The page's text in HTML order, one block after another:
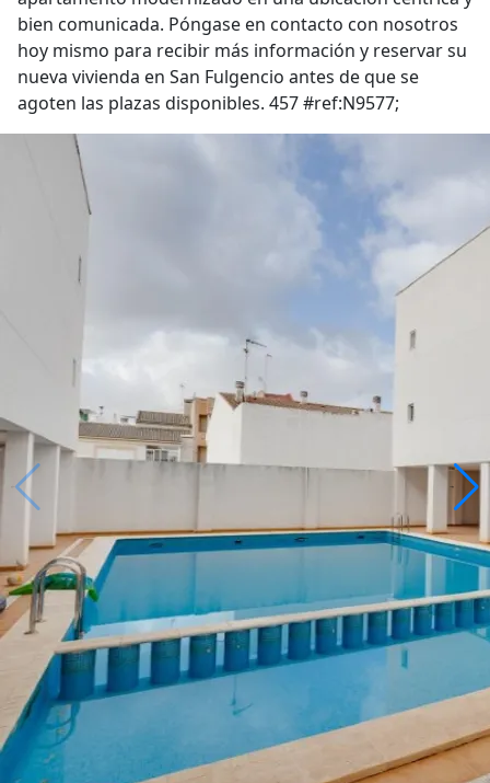
bien comunicada. Póngase en contacto con nosotros
hoy mismo para recibir más información y reservar su
nueva vivienda en San Fulgencio antes de que se
agoten las plazas disponibles. 457 #ref:N9577;